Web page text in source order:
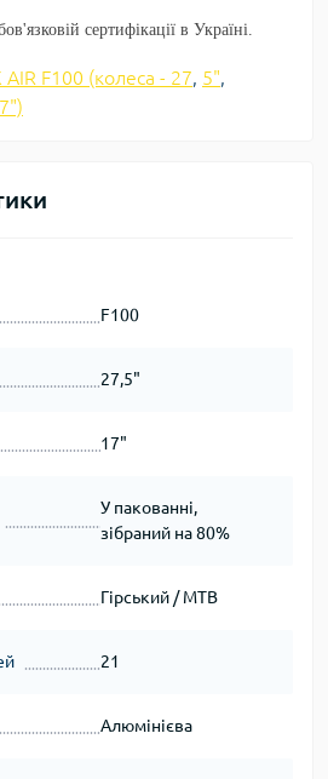
сертифікації в Україні.
AIR F100 (колеса - 27, 5",
F100
27,5"
17"
У пакованні,
зібраний на 80%
Гірський / MTB
21
Алюмінієва